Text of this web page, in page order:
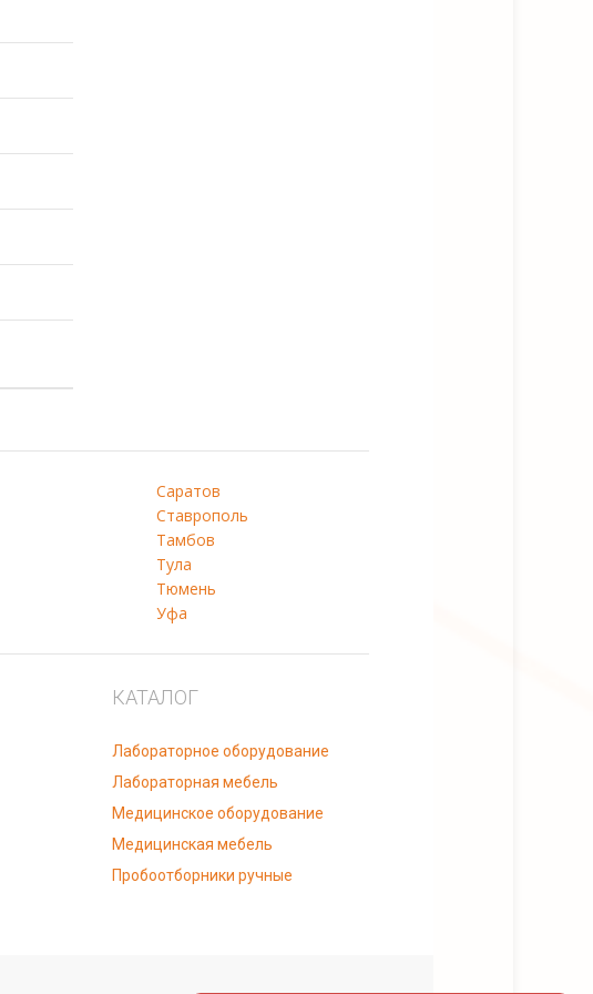
Саратов
Ставрополь
Тамбов
Тула
Тюмень
Уфа
КАТАЛОГ
Лабораторное оборудование
Лабораторная мебель
Медицинское оборудование
Медицинская мебель
Пробоотборники ручные